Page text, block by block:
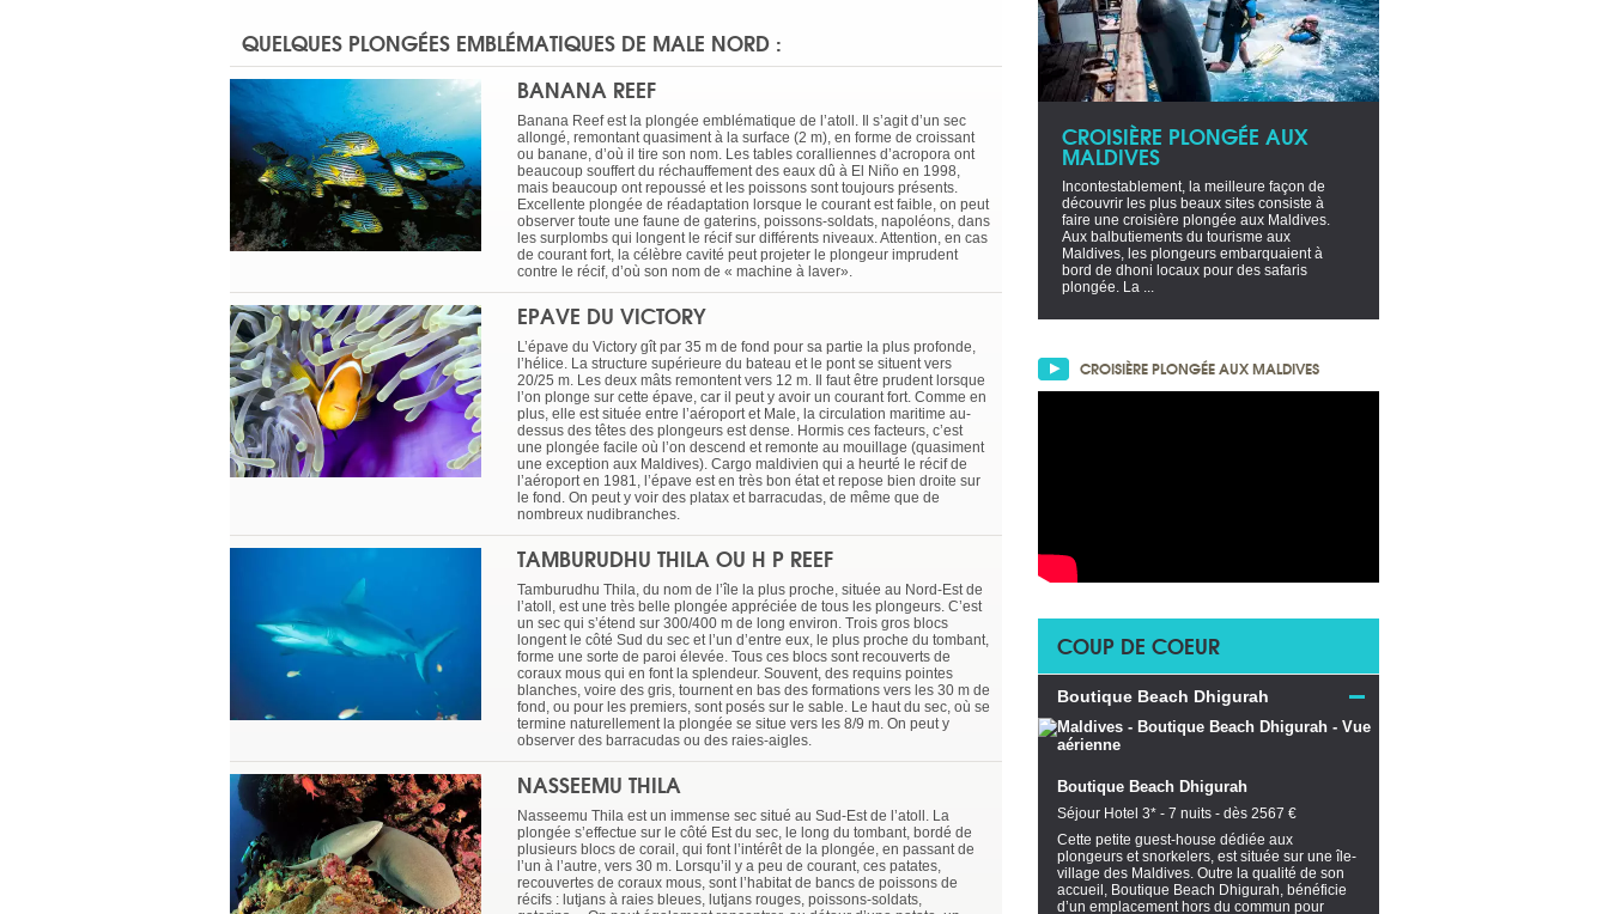
QUELQUES PLONGÉES EMBLÉMATIQUES DE MALE NORD :
BANANA REEF
Banana Reef est la plongée emblématique de l’atoll. Il s’agit d’un sec
allongé, remontant quasiment à la surface (2 m), en forme de croissant
ou banane, d’où il tire son nom. Les tables coralliennes d’acropora ont
beaucoup souffert du réchauffement des eaux dû à El Niño en 1998,
mais beaucoup ont repoussé et les poissons sont toujours présents.
Excellente plongée de réadaptation lorsque le courant est faible, on peut
observer toute une faune de gaterins, poissons-soldats, napoléons, dans
les surplombs qui longent le récif sur différents niveaux. Attention, en cas
de courant fort, la célèbre cavité peut projeter le plongeur imprudent
contre le récif, d’où son nom de « machine à laver».
EPAVE DU VICTORY
L’épave du Victory gît par 35 m de fond pour sa partie la plus profonde,
l’hélice. La structure supérieure du bateau et le pont se situent vers
20/25 m. Les deux mâts remontent vers 12 m. Il faut être prudent lorsque
l’on plonge sur cette épave, car il peut y avoir un courant fort. Comme en
plus, elle est située entre l’aéroport et Male, la circulation maritime au-
dessus des têtes des plongeurs est dense. Hormis ces facteurs, c’est
une plongée facile où l’on descend et remonte au mouillage (quasiment
une exception aux Maldives). Cargo maldivien qui a heurté le récif de
l’aéroport en 1981, l’épave est en très bon état et repose bien droite sur
le fond. On peut y voir des platax et barracudas, de même que de
nombreux nudibranches.
TAMBURUDHU THILA OU H P REEF
Tamburudhu Thila, du nom de l’île la plus proche, située au Nord-Est de
l’atoll, est une très belle plongée appréciée de tous les plongeurs. C’est
un sec qui s’étend sur 300/400 m de long environ. Trois gros blocs
longent le côté Sud du sec et l’un d’entre eux, le plus proche du tombant,
forme une sorte de paroi élevée. Tous ces blocs sont recouverts de
coraux mous qui en font la splendeur. Souvent, des requins pointes
blanches, voire des gris, tournent en bas des formations vers les 30 m de
fond, ou pour les premiers, sont posés sur le sable. Le haut du sec, où se
termine naturellement la plongée se situe vers les 8/9 m. On peut y
observer des barracudas ou des raies-aigles.
NASSEEMU THILA
Nasseemu Thila est un immense sec situé au Sud-Est de l’atoll. La
plongée s’effectue sur le côté Est du sec, le long du tombant, bordé de
plusieurs blocs de corail, qui font l’intérêt de la plongée, en passant de
l’un à l’autre, vers 30 m. Lorsqu’il y a peu de courant, ces patates,
recouvertes de coraux mous, sont l’habitat de bancs de poissons de
récifs : lutjans à raies bleues, lutjans rouges, poissons-soldats,
CROISIÈRE PLONGÉE AUX
MALDIVES
Incontestablement, la meilleure façon de
découvrir les plus beaux sites consiste à
faire une croisière plongée aux Maldives.
Aux balbutiements du tourisme aux
Maldives, les plongeurs embarquaient à
bord de dhoni locaux pour des safaris
plongée. La ...
CROISIÈRE PLONGÉE AUX MALDIVES
COUP DE COEUR
Boutique Beach Dhigurah
Boutique Beach Dhigurah
Séjour Hotel 3* - 7 nuits - dès 2567 €
Cette petite guest-house dédiée aux
plongeurs et snorkelers, est située sur une île-
village des Maldives. Outre la qualité de son
accueil, Boutique Beach Dhigurah, bénéficie
d’un emplacement hors du commun pour